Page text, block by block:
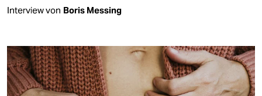
Interview von Boris Messing